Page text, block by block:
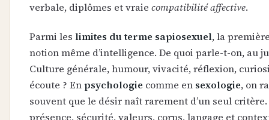
verbale, diplômes et vraie compatibilité affective.
Parmi les limites du terme sapiosexuel, la
notion même d’intelligence. De quoi parle-t-on, au
Culture générale, humour, vivacité, réflexion,
écoute ? En psychologie comme en sexologie, on
souvent que le désir naît rarement d’un seul
présence, sécurité, valeurs, corps, langage et